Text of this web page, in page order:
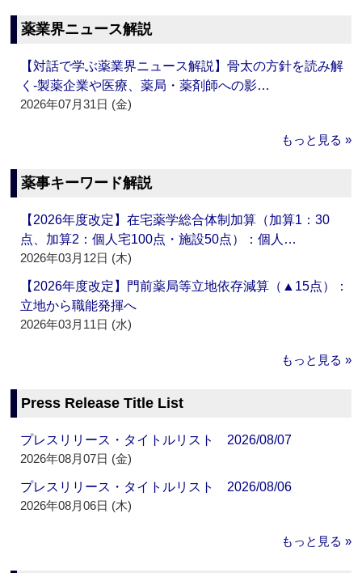
薬業界ニュース解説
【対話で学ぶ薬業界ニュース解説】骨太の方針を読み解
く‐製薬企業や医療、薬局・薬剤師への影…
2026年07月31日 (金)
もっと見る »
薬事キーワード解説
【2026年度改定】在宅薬学総合体制加算（加算1：30
点、加算2：個人宅100点・施設50点）：個人…
2026年03月12日 (木)
【2026年度改定】門前薬局等立地依存減算（▲15点）：
立地から職能発揮へ
2026年03月11日 (水)
もっと見る »
Press Release Title List
プレスリリース・タイトルリスト 2026/08/07
2026年08月07日 (金)
プレスリリース・タイトルリスト 2026/08/06
2026年08月06日 (木)
もっと見る »